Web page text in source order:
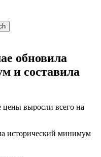
обновила
и составила
цены выросли всего на